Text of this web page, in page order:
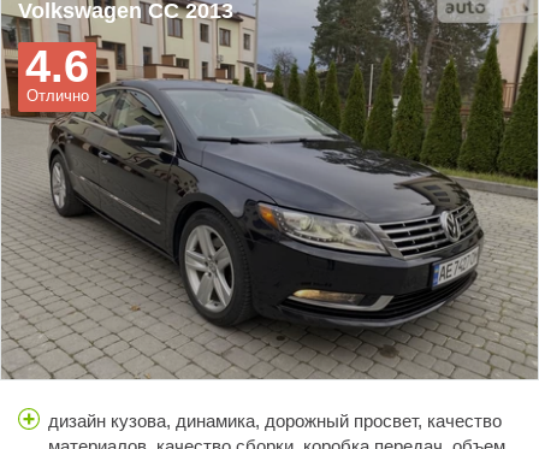
Volkswagen CC 2013
Отлично
4.6
дизайн кузова, динамика, дорожный просвет, качество